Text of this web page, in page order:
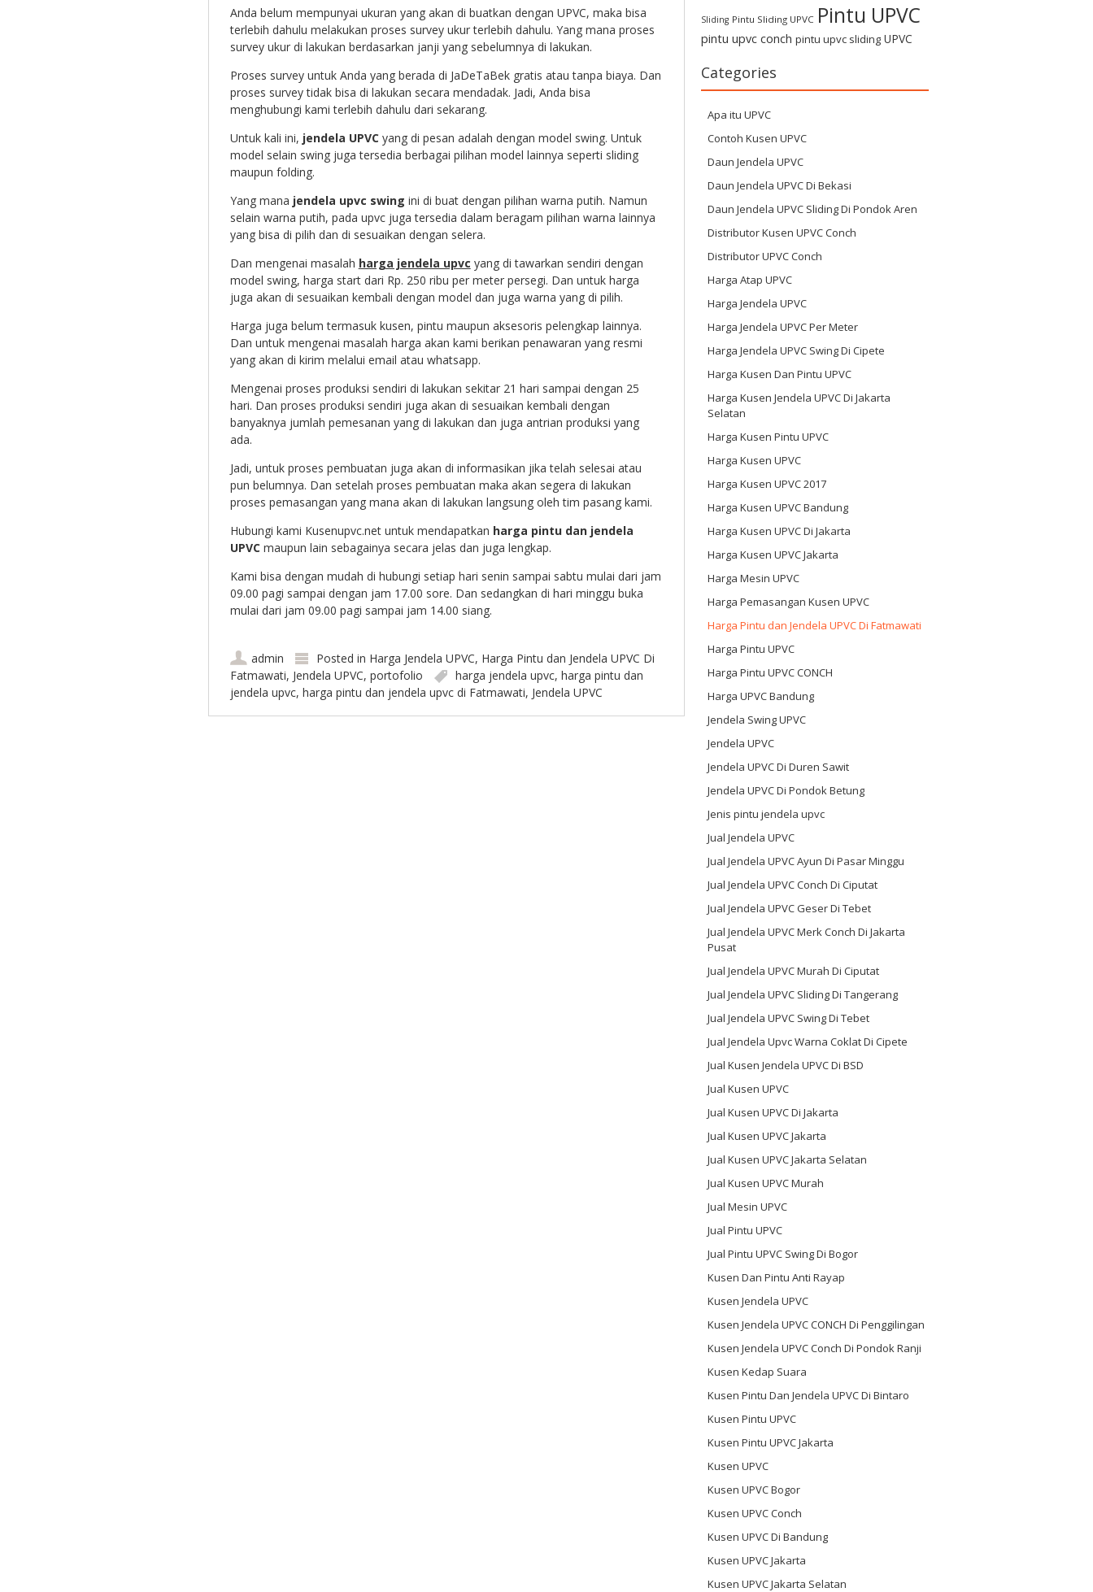
Anda belum mempunyai ukuran yang akan di buatkan dengan UPVC, maka bisa
terlebih dahulu melakukan proses survey ukur terlebih dahulu. Yang mana proses
survey ukur di lakukan berdasarkan janji yang sebelumnya di lakukan.
Proses survey untuk Anda yang berada di JaDeTaBek gratis atau tanpa biaya. Dan
proses survey tidak bisa di lakukan secara mendadak. Jadi, Anda bisa
menghubungi kami terlebih dahulu dari sekarang.
Untuk kali ini, jendela UPVCyang di pesan adalah dengan model swing. Untuk
model selain swing juga tersedia berbagai pilihan model lainnya seperti sliding
maupun folding.
Yang mana jendela upvc swing ini di buat dengan pilihan warna putih. Namun
selain warna putih, pada upvc juga tersedia dalam beragam pilihan warna lainnya
yang bisa di pilih dan di sesuaikan dengan selera.
Dan mengenai masalah harga jendela upvc yang di tawarkan sendiri dengan
model swing, harga start dari Rp. 250 ribu per meter persegi. Dan untuk harga
juga akan di sesuaikan kembali dengan model dan juga warna yang di pilih.
Harga juga belum termasuk kusen, pintu maupun aksesoris pelengkap lainnya.
Dan untuk mengenai masalah harga akan kami berikan penawaran yang resmi
yang akan di kirim melalui email atau whatsapp.
Mengenai proses produksi sendiri di lakukan sekitar 21 hari sampai dengan 25
hari. Dan proses produksi sendiri juga akan di sesuaikan kembali dengan
banyaknya jumlah pemesanan yang di lakukan dan juga antrian produksi yang
ada.
Jadi, untuk proses pembuatan juga akan di informasikan jika telah selesai atau
pun belumnya. Dan setelah proses pembuatan maka akan segera di lakukan
proses pemasangan yang mana akan di lakukan langsung oleh tim pasang kami.
Hubungi kami Kusenupvc.net untuk mendapatkan harga pintu dan jendela
UPVCmaupun lain sebagainya secara jelas dan juga lengkap.
Kami bisa dengan mudah di hubungi setiap hari senin sampai sabtu mulai dari jam
09.00 pagi sampai dengan jam 17.00 sore. Dan sedangkan di hari minggu buka
mulai dari jam 09.00 pagi sampai jam 14.00 siang.
admin Posted in Harga Jendela UPVC, Harga Pintu dan Jendela UPVC Di
Fatmawati, Jendela UPVC, portofolio harga jendela upvc, harga pintu dan
jendela upvc, harga pintu dan jendela upvc di Fatmawati, Jendela UPVC
Sliding Pintu Sliding UPVC Pintu UPVC
pintu upvc conch pintu upvc sliding UPVC
Categories
Apa itu UPVC
Contoh Kusen UPVC
Daun Jendela UPVC
Daun Jendela UPVC Di Bekasi
Daun Jendela UPVC Sliding Di Pondok Aren
Distributor Kusen UPVC Conch
Distributor UPVC Conch
Harga Atap UPVC
Harga Jendela UPVC
Harga Jendela UPVC Per Meter
Harga Jendela UPVC Swing Di Cipete
Harga Kusen Dan Pintu UPVC
Harga Kusen Jendela UPVC Di Jakarta
Selatan
Harga Kusen Pintu UPVC
Harga Kusen UPVC
Harga Kusen UPVC 2017
Harga Kusen UPVC Bandung
Harga Kusen UPVC Di Jakarta
Harga Kusen UPVC Jakarta
Harga Mesin UPVC
Harga Pemasangan Kusen UPVC
Harga Pintu dan Jendela UPVC Di Fatmawati
Harga Pintu UPVC
Harga Pintu UPVC CONCH
Harga UPVC Bandung
Jendela Swing UPVC
Jendela UPVC
Jendela UPVC Di Duren Sawit
Jendela UPVC Di Pondok Betung
Jenis pintu jendela upvc
Jual Jendela UPVC
Jual Jendela UPVC Ayun Di Pasar Minggu
Jual Jendela UPVC Conch Di Ciputat
Jual Jendela UPVC Geser Di Tebet
Jual Jendela UPVC Merk Conch Di Jakarta
Pusat
Jual Jendela UPVC Murah Di Ciputat
Jual Jendela UPVC Sliding Di Tangerang
Jual Jendela UPVC Swing Di Tebet
Jual Jendela Upvc Warna Coklat Di Cipete
Jual Kusen Jendela UPVC Di BSD
Jual Kusen UPVC
Jual Kusen UPVC Di Jakarta
Jual Kusen UPVC Jakarta
Jual Kusen UPVC Jakarta Selatan
Jual Kusen UPVC Murah
Jual Mesin UPVC
Jual Pintu UPVC
Jual Pintu UPVC Swing Di Bogor
Kusen Dan Pintu Anti Rayap
Kusen Jendela UPVC
Kusen Jendela UPVC CONCH Di Penggilingan
Kusen Jendela UPVC Conch Di Pondok Ranji
Kusen Kedap Suara
Kusen Pintu Dan Jendela UPVC Di Bintaro
Kusen Pintu UPVC
Kusen Pintu UPVC Jakarta
Kusen UPVC
Kusen UPVC Bogor
Kusen UPVC Conch
Kusen UPVC Di Bandung
Kusen UPVC Jakarta
Kusen UPVC Jakarta Selatan